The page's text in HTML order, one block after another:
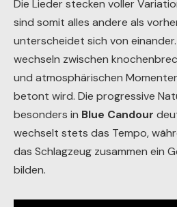
Die Lieder stecken voller
sind somit alles andere als
unterscheidet sich von
wechseln zwischen
und atmosphärischen
betont wird. Die progressive
besonders in Blue Candour
wechselt stets das Tempo,
das Schlagzeug zusammen ein
bilden.